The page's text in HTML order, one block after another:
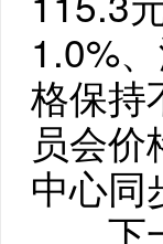
1.0%
格保持
员会
中心同
下一